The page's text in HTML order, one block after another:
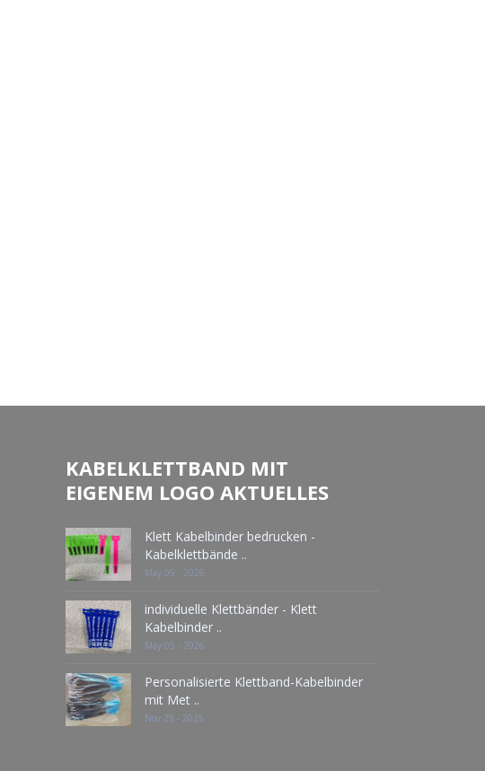
KABELKLETTBAND MIT
EIGENEM LOGO AKTUELLES
Klett Kabelbinder bedrucken -
Kabelklettbände ..
May 05 - 2026
individuelle Klettbänder - Klett
Kabelbinder ..
May 05 - 2026
Personalisierte Klettband-Kabelbinder
mit Met ..
Nov 29 - 2025